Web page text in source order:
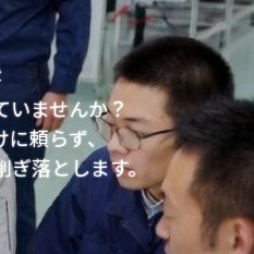
いませんか？
に頼らず、
落とします。